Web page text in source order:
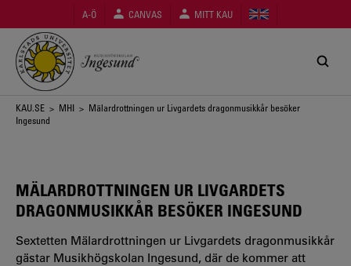
huvudinnehåll
A-Ö CANVAS MITT KAU
Länkstig
KAU.SE > MHI > Mälardrottningen ur Livgardets dragonmusikkår besöker
Ingesund
MÄLARDROTTNINGEN UR LIVGARDETS
DRAGONMUSIKKÅR BESÖKER INGESUND
Sextetten Mälardrottningen ur Livgardets dragonmusikkår
gästar Musikhögskolan Ingesund, där de kommer att